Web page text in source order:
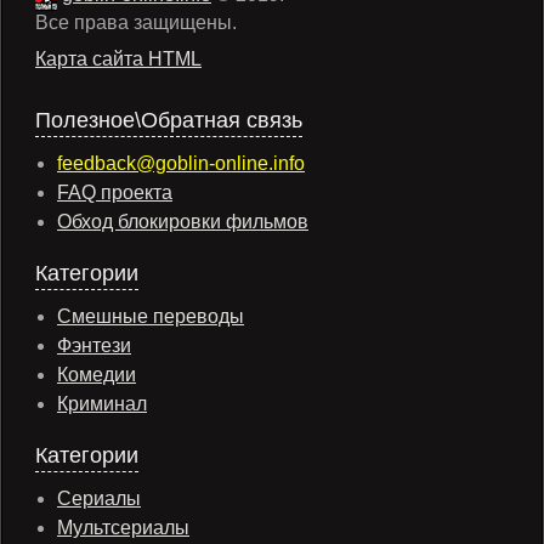
Все права защищены.
Карта сайта HTML
Полезное\Обратная связь
feedback@goblin-online.info
FAQ проекта
Обход блокировки фильмов
Категории
Смешные переводы
Фэнтези
Комедии
Криминал
Категории
Сериалы
Мультсериалы